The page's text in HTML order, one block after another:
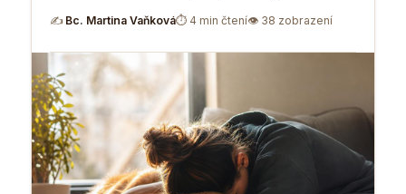
✍ Bc. Martina Vaňková⏱ 4 min čtení👁 38 zobrazení